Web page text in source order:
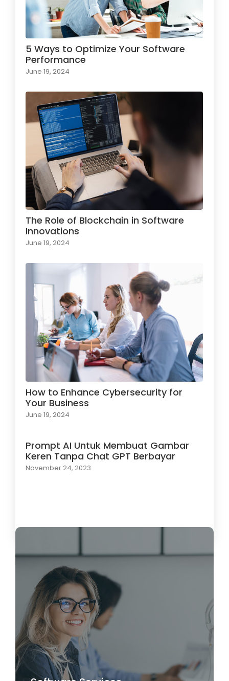
5 Ways to Optimize Your Software
Performance
June 19, 2024
The Role of Blockchain in Software
Innovations
June 19, 2024
How to Enhance Cybersecurity for
Your Business
June 19, 2024
Prompt AI Untuk Membuat Gambar
Keren Tanpa Chat GPT Berbayar
November 24, 2023